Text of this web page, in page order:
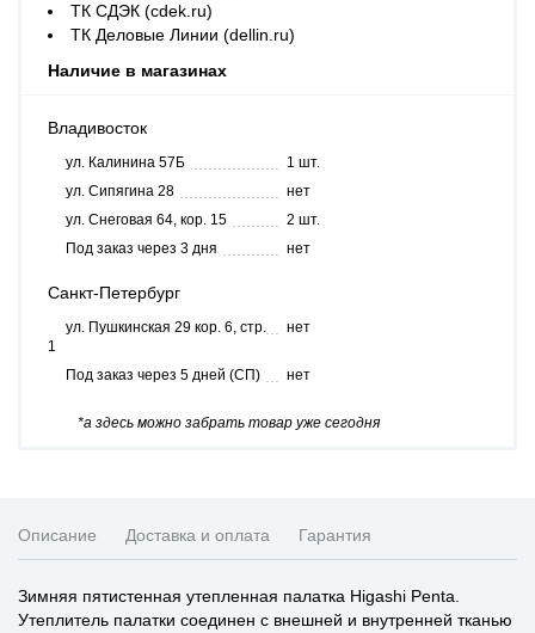
ТК СДЭК (cdek.ru)
ТК Деловые Линии (dellin.ru)
Наличие в магазинах
Владивосток
ул. Калинина 57Б
1 шт.
ул. Сипягина 28
нет
ул. Снеговая 64, кор. 15
2 шт.
Под заказ через 3 дня
нет
Санкт-Петербург
ул. Пушкинская 29 кор. 6, стр.
1
нет
Под заказ через 5 дней (СП) нет
*а здесь можно забрать товар уже сегодня
Описание Доставка и оплата Гарантия
Зимняя пятистенная утепленная палатка Higashi Penta.
Утеплитель палатки соединен с внешней и внутренней тканью